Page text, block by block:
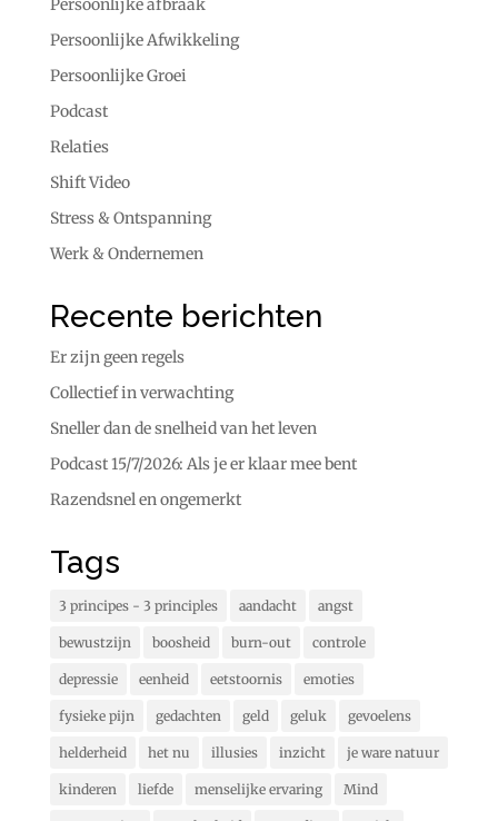
Persoonlijke afbraak
Persoonlijke Afwikkeling
Persoonlijke Groei
Podcast
Relaties
Shift Video
Stress & Ontspanning
Werk & Ondernemen
Recente berichten
Er zijn geen regels
Collectief in verwachting
Sneller dan de snelheid van het leven
Podcast 15/7/2026: Als je er klaar mee bent
Razendsnel en ongemerkt
Tags
3 principes - 3 principles aandacht angst
bewustzijn boosheid burn-out controle
depressie eenheid eetstoornis emoties
fysieke pijn gedachten geld geluk gevoelens
helderheid het nu illusies inzicht je ware natuur
kinderen liefde menselijke ervaring Mind